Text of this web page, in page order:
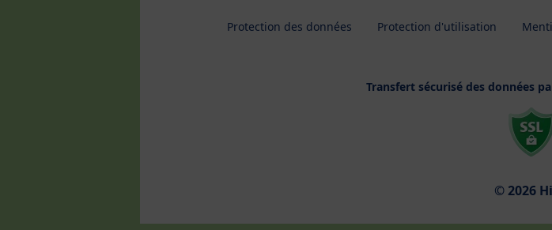
Protection des données Protection d'utilisation
Transfert sécurisé des données
© 2026